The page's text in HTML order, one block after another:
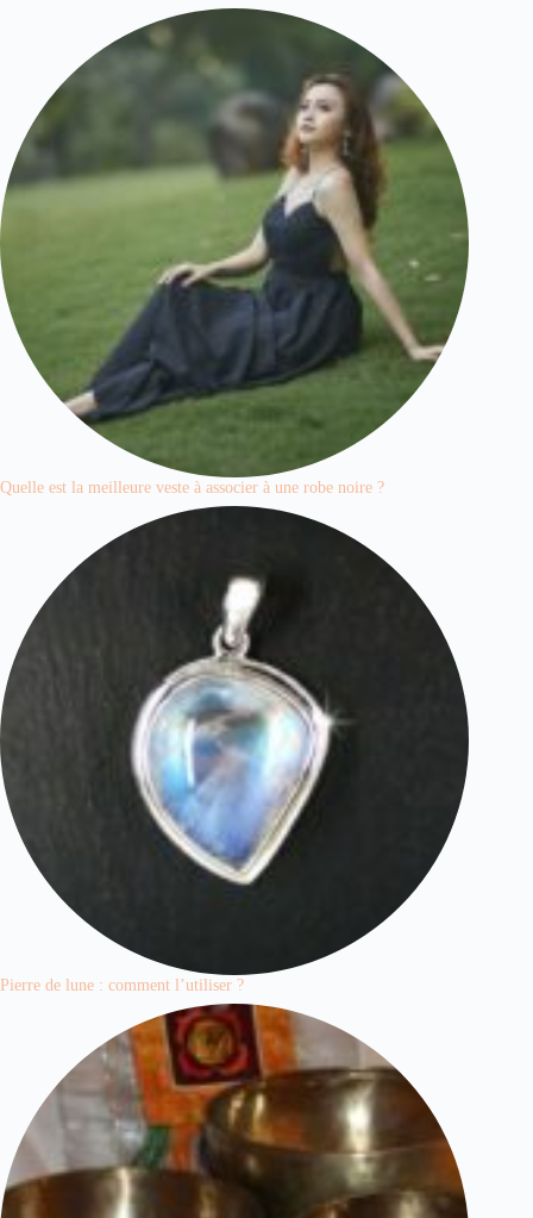
Quelle est la meilleure veste à associer à une robe noire ?
Pierre de lune : comment l’utiliser ?